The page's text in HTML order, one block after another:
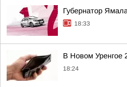
Губернатор
18:33
В Новом Уренгое
18:24